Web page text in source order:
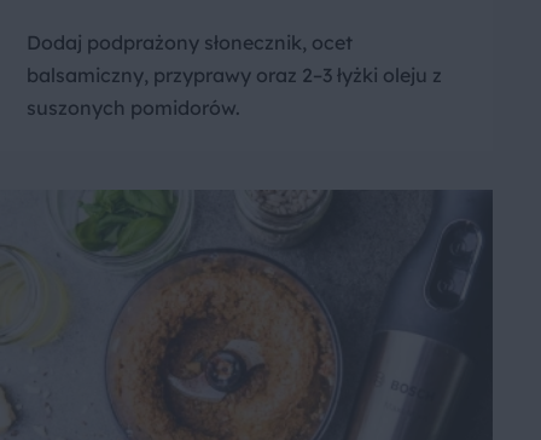
Dodaj podprażony słonecznik, ocet
balsamiczny, przyprawy oraz 2–3 łyżki oleju z
suszonych pomidorów.